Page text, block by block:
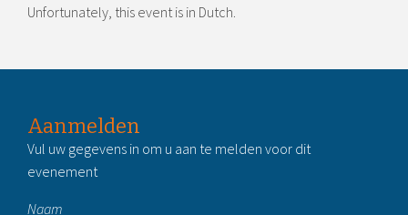
Unfortunately, this event is in Dutch.
Aanmelden
Vul uw gegevens in om u aan te melden voor dit
evenement
Naam